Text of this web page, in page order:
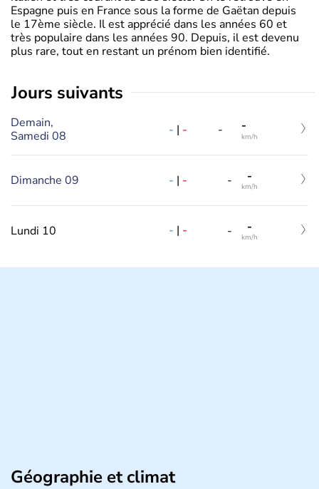
Espagne puis en France sous la forme de Gaëtan depuis
le 17ème siècle. Il est apprécié dans les années 60 et
très populaire dans les années 90. Depuis, il est devenu
plus rare, tout en restant un prénom bien identifié.
jours suivants
Demain,
Samedi 08
- | - - -
km/h
Dimanche 09 - | - - -
km/h
Lundi 10 - | - - -
km/h
Géographie et climat